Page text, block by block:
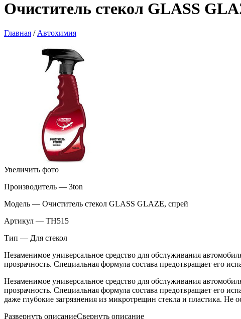
Очиститель стекол GLASS
Главная / Автохимия
Увеличить фото
Производитель — 3ton
Модель — Очиститель стекол GLASS GLAZE, спрей
Артикул — TH515
Тип — Для стекол
Незаменимое универсальное средство для обслуживания
прозрачность. Специальная формула состава предотвращает его
Незаменимое универсальное средство для обслуживания
прозрачность. Специальная формула состава предотвращает его
даже глубокие загрязнения из микротрещин стекла и пластика. Не
Развернуть описаниеСвернуть описание